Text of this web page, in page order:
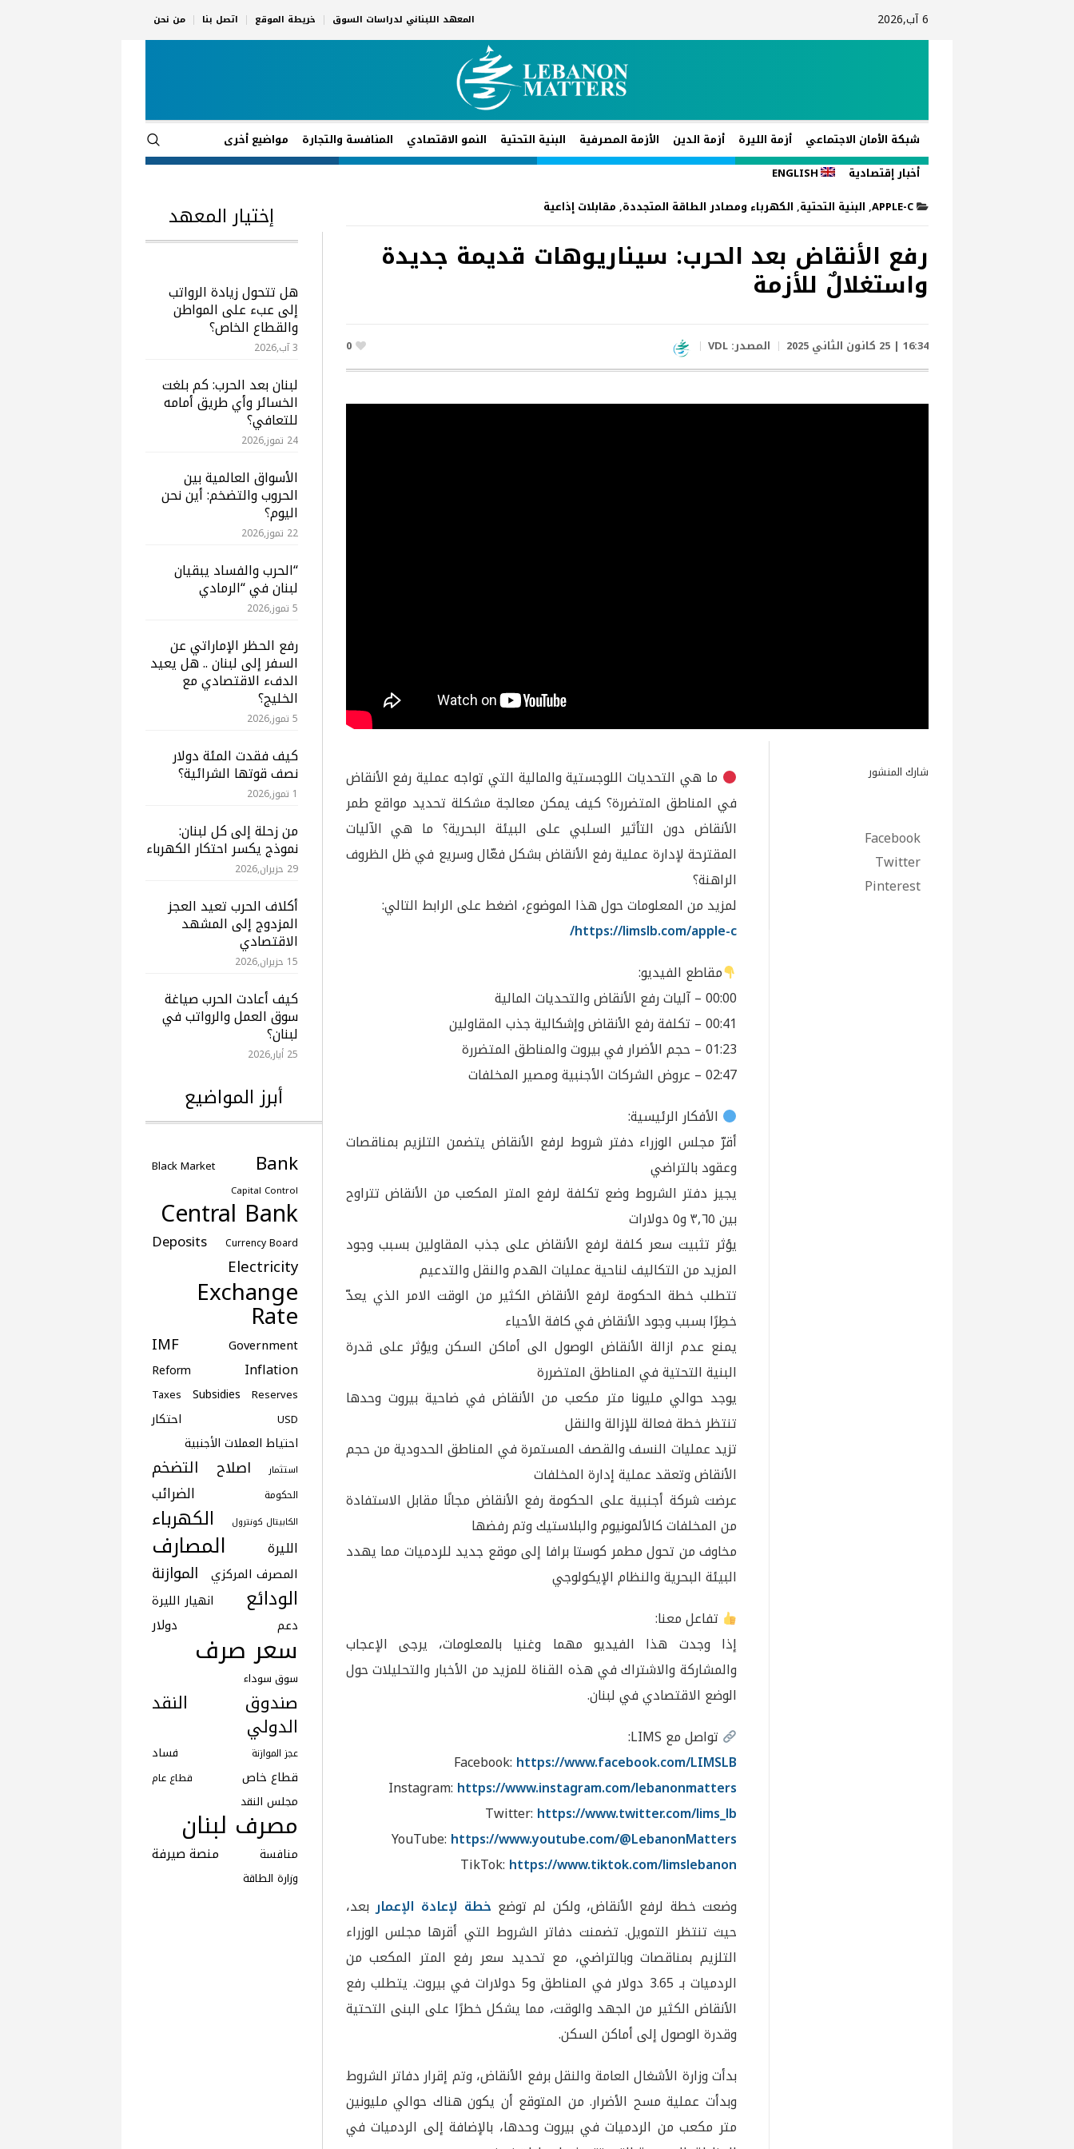
المعهد اللبناني لدراسات السوق خريطة الموقع اتصل بنا من نحن 6 آب,2026
شبكة الأمان الاجتماعي أزمة الليرة أزمة الدين الأزمة المصرفية البنية التحتية النمو الاقتصادي المنافسة والتجارة
مواضيع أخرى
أخبار إقتصادية
ENGLISH
APPLE-C
, البنية التحتية, الكهرباء ومصادر الطاقة المتجددة, مقابلات إذاعية
رفع الأنقاض بعد الحرب: سيناريوهات قديمة جديدة
واستغلالٌ للأزمة
16:34 | 25 كانون الثاني 2025 المصدر: VDL
0
شارك المنشور
Facebook
Twitter
Pinterest
ما هي التحديات اللوجستية والمالية التي تواجه عملية رفع الأنقاض
في المناطق المتضررة؟ كيف يمكن معالجة مشكلة تحديد مواقع طمر
الأنقاض دون التأثير السلبي على البيئة البحرية؟ ما هي الآليات
المقترحة لإدارة عملية رفع الأنقاض بشكل فعّال وسريع في ظل الظروف
الراهنة؟
لمزيد من المعلومات حول هذا الموضوع، اضغط على الرابط التالي:
https://limslb.com/apple-c/
مقاطع الفيديو:
00:00 – آليات رفع الأنقاض والتحديات المالية
00:41 – تكلفة رفع الأنقاض وإشكالية جذب المقاولين
01:23 – حجم الأضرار في بيروت والمناطق المتضررة
02:47 – عروض الشركات الأجنبية ومصير المخلفات
الأفكار الرئيسية:
أقرّ مجلس الوزراء دفتر شروط لرفع الأنقاض يتضمن التلزيم بمناقصات
وعقود بالتراضي
يجيز دفتر الشروط وضع تكلفة لرفع المتر المكعب من الأنقاض تتراوح
بين ٣,٦٥ و٥ دولارات
يؤثر تثبيت سعر كلفة لرفع الأنقاض على جذب المقاولين بسبب وجود
المزيد من التكاليف لناحية عمليات الهدم والنقل والتدعيم
تتطلب خطة الحكومة لرفع الأنقاض الكثير من الوقت الامر الذي يعدّ
خطِرًا بسبب وجود الأنقاض في كافة الأحياء
يمنع عدم ازالة الأنقاض الوصول الى أماكن السكن ويؤثر على قدرة
البنية التحتية في المناطق المتضررة
يوجد حوالي مليونا متر مكعب من الأنقاض في ضاحية بيروت وحدها
تنتظر خطة فعالة للإزالة والنقل
تزيد عمليات النسف والقصف المستمرة في المناطق الحدودية من حجم
الأنقاض وتعقد عملية إدارة المخلفات
عرضت شركة أجنبية على الحكومة رفع الأنقاض مجانًا مقابل الاستفادة
من المخلفات كالألمونيوم والبلاستيك وتم رفضها
مخاوف من تحول مطمر كوستا برافا إلى موقع جديد للردميات مما يهدد
البيئة البحرية والنظام الإيكولوجي
تفاعل معنا:
إذا وجدت هذا الفيديو مهما وغنيا بالمعلومات، يرجى الإعجاب
والمشاركة والاشتراك في هذه القناة للمزيد من الأخبار والتحليلات حول
الوضع الاقتصادي في لبنان.
تواصل مع LIMS:
Facebook: https://www.facebook.com/LIMSLB
Instagram: https://www.instagram.com/lebanonmatters
Twitter: https://www.twitter.com/lims_lb
YouTube: https://www.youtube.com/@LebanonMatters
TikTok: https://www.tiktok.com/limslebanon
وضعت خطة لرفع الأنقاض، ولكن لم توضع خطة لإعادة الإعماربعد،
حيث تنتظر التمويل. تضمنت دفاتر الشروط التي أقرها مجلس الوزراء
التلزيم بمناقصات وبالتراضي، مع تحديد سعر رفع المتر المكعب من
الردميات بـ 3.65 دولار في المناطق و5 دولارات في بيروت. يتطلب رفع
الأنقاض الكثير من الجهد والوقت، مما يشكل خطرًا على البنى التحتية
وقدرة الوصول إلى أماكن السكن.
بدأت وزارة الأشغال العامة والنقل برفع الأنقاض، وتم إقرار دفاتر الشروط
وبدأت عملية مسح الأضرار. من المتوقع أن يكون هناك حوالي مليونين
متر مكعب من الردميات في بيروت وحدها، بالإضافة إلى الردميات في
إختيار المعهد
هل تتحول زيادة الرواتب
إلى عبء على المواطن
والقطاع الخاص؟
3 آب,2026
لبنان بعد الحرب: كم بلغت
الخسائر وأي طريق أمامه
للتعافي؟
24 تموز,2026
الأسواق العالمية بين
الحروب والتضخم: أين نحن
اليوم؟
22 تموز,2026
“الحرب والفساد يبقيان
لبنان في “الرمادي
5 تموز,2026
رفع الحظر الإماراتي عن
السفر إلى لبنان .. هل يعيد
الدفء الاقتصادي مع
الخليج؟
5 تموز,2026
كيف فقدت المئة دولار
نصف قوتها الشرائية؟
1 تموز,2026
من زحلة إلى كل لبنان:
نموذج يكسر احتكار الكهرباء
29 حزيران,2026
أكلاف الحرب تعيد العجز
المزدوج إلى المشهد
الاقتصادي
15 حزيران,2026
كيف أعادت الحرب صياغة
سوق العمل والرواتب في
لبنان؟
25 أيار,2026
أبرز المواضيع
Bank
Black Market
Capital Control
Central Bank
Currency Board
Deposits
Electricity
Exchange
Rate
Government
IMF
Inflation
Reform
Reserves
Subsidies
Taxes
USD
احتكار
احتياط العملات الأجنبية
استثمار اصلاح التضخم
الحكومة الضرائب
الكابيتال كونترول الكهرباء
الليرة المصارف
المصرف المركزي الموازنة
الودائع
انهيار الليرة
دعم
دولار
سعر صرف
سوق سوداء
صندوق النقد
الدولي
عجز الموازنة فساد
قطاع خاص قطاع عام
مجلس النقد
مصرف لبنان
منافسة منصة صيرفة
وزارة الطاقة